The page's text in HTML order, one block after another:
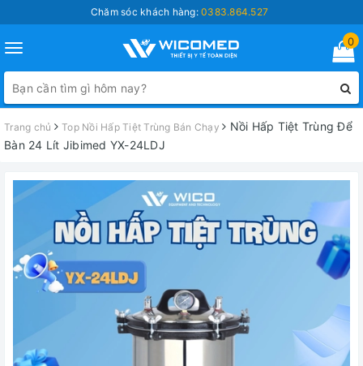
Chăm sóc khách hàng:0383.864.527
Toggle
navigation
0
Trang chủ Top Nồi Hấp Tiệt Trùng Bán Chạy
Nồi Hấp Tiệt Trùng Để
Bàn 24 Lít Jibimed YX-24LDJ